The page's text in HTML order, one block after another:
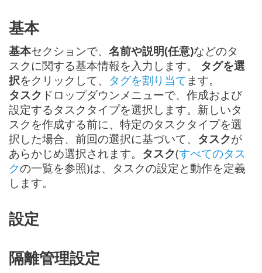
基本
基本セクションで、 名前や説明(任意)などのタ
スクに関する基本情報を入力します。 タグを選
択をクリックして、 タグを割り当て ます。
タスク ドロップダウンメニューで、作成および
設定するタスクタイプを選択します。新しいタ
スクを作成する前に、特定のタスクタイプを選
択した場合、前回の選択に基づいて、 タスクが
あらかじめ選択されます。 タスク(すべてのタス
クの一覧を参照)は、タスクの設定と動作を定義
します。
設定
隔離管理設定